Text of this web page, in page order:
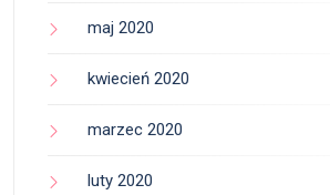
maj 2020
kwiecień 2020
marzec 2020
luty 2020